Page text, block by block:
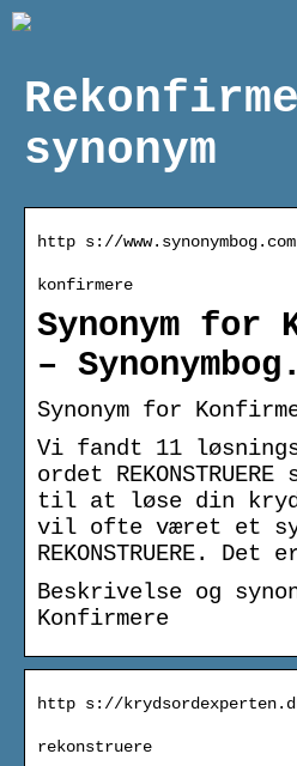
synonym
http s://
konfirmere
Synonym for
–
Synonym for
Vi fandt 11
ordet
til at løse din
vil ofte været et
REKONSTRUERE. Det
Beskrivelse og
Konfirmere
http s://
rekonstruere